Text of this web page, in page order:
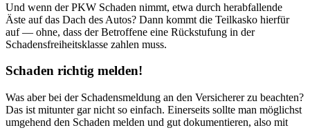
Und wenn der PKW Schaden nimmt, etwa durch herabfallende
Äste auf das Dach des Autos? Dann kommt die Teilkasko hierfür
auf — ohne, dass der Betroffene eine Rückstufung in der
Schadensfreiheitsklasse zahlen muss.
Schaden richtig melden!
Was aber bei der Schadensmeldung an den Versicherer zu beachten?
Das ist mitunter gar nicht so einfach. Einerseits sollte man möglichst
umgehend den Schaden melden und gut dokumentieren, also mit